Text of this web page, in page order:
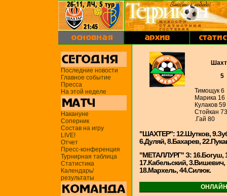
Последние новости
Главное событие
Пресса
На этой неделе
Накануне
Соперник
Состав на игру
LIVE!
Отчет
Пресс-конференция
Турнирная таблица
Статистика
Календарь/
результаты
5
Тимощук 6
Марика 16
Кулаков 59
Стойкан
.Гай 80
"ШАХТЕР": 12.Шутков,
6.Дуляй, 8.Бахарев,
"МЕТАЛЛУРГ" З: 16.Богуш,
17.Кабельский, 3.Вишевич,
18.Мархель, 44.Силюк.